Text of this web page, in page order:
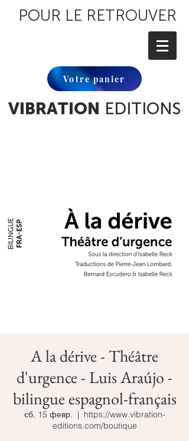
POUR LE RETROUVER
Votre panier
VIBRATION EDITIONS
A la dérive - Théâtre
d'urgence - Luis Araújo -
bilingue espagnol-français
сб, 15 февр.
  |
https://www.vibration-
editions.com/boutique